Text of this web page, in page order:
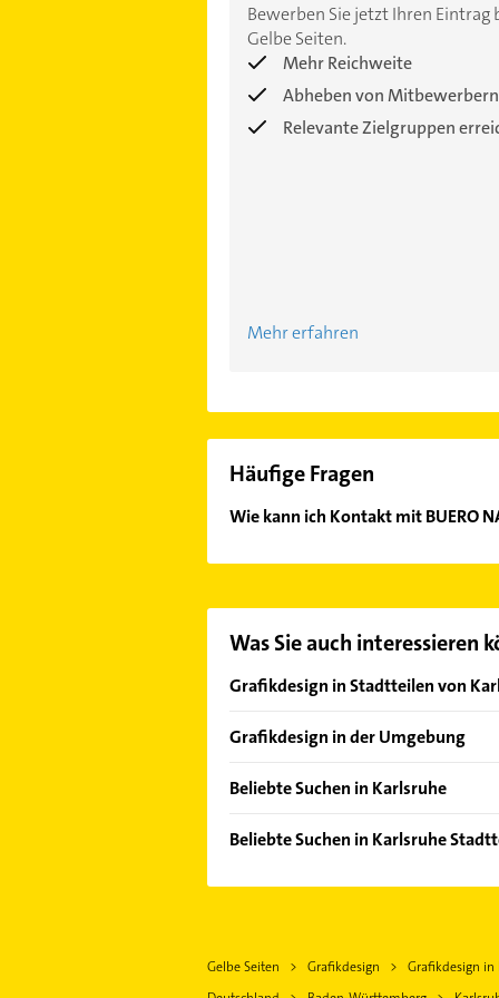
Bewerben Sie jetzt Ihren Eintrag
Gelbe Seiten.
Mehr Reichweite
Abheben von Mitbewerbern
Relevante Zielgruppen
Mehr erfahren
Häufige Fragen
Wie kann ich Kontakt mit BUERO
Was Sie auch interessieren
Grafikdesign in Stadtteilen von
Beiertheim-Bulach
Grötzingen
Grünwinkel
Hohenwettersbach
Palmbach
Grafikdesign in der Umgebung
Stutensee
Eggenstein-Leopoldshafen
Königsbach-Stein
Beliebte Suchen in Karlsruhe
Physikalische Therapie
Krankengymnastik
Beliebte Suchen in Karlsruhe
Arzt
Gelbe Seiten Grafikdesign Grafikdesign in